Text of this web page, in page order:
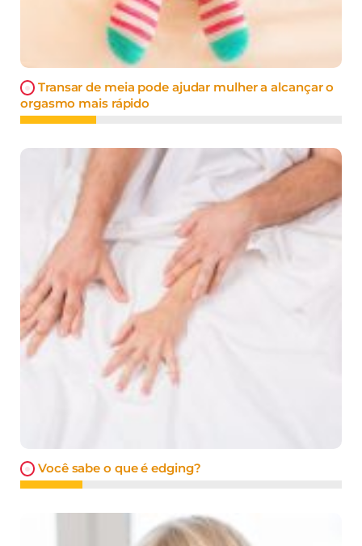
Transar de meia pode ajudar mulher a alcançar o
orgasmo mais rápido
Você sabe o que é edging?